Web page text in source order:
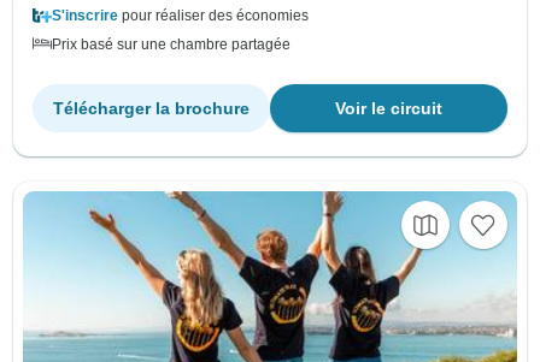
S'inscrire pour réaliser des économies
Prix basé sur une chambre partagée
Voir le circuit
Télécharger la brochure